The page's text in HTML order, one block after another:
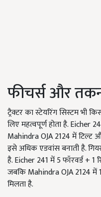
फीचर्स और
ट्रैक्टर का स्टेयरिंग सिस्टम भी
लिए महत्वपूर्ण होता है. Eicher
Mahindra OJA 2124 में टिल्ट
इसे अधिक एडवांस बनाती है.
है. Eicher 241 में 5 फॉरवर्ड + 1
जबकि Mahindra OJA 2124 में
मिलता है.